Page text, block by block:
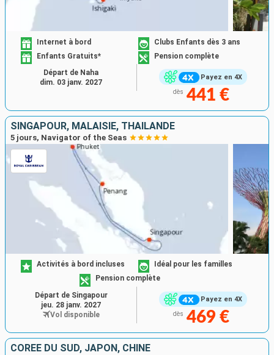
Payez en 4X
Internet à bord
Clubs Enfants dès 3 ans
Enfants Gratuits*
Pension complète
dès 441 €
Départ de Naha
dim. 03 janv. 2027
SINGAPOUR, MALAISIE, THAÏLANDE
5 jours, Navigator of the Seas
Payez en 4X
Activités à bord incluses
Idéal pour les familles
Pension complète
dès 469 €
Départ de Singapour
jeu. 28 janv. 2027
Vol disponible
CORÉE DU SUD, JAPON, CHINE